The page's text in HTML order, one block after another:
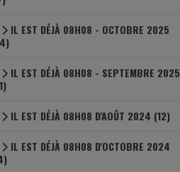
IL EST DÉJÀ 08H08 - OCTOBRE 2025
IL EST DÉJÀ 08H08 - SEPTEMBRE 2025
IL EST DÉJÀ 08H08 D'AOÛT 2024 (12)
IL EST DÉJÀ 08H08 D'OCTOBRE 2024